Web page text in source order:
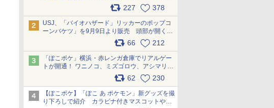
アップデートできるよう対応中227 378
USJ、「バイオハザード」リッカーのポップコ
ーンバケツ」を9月9日より販売 頭部が開く仕
組み。味は恐怖を堪のう「味噌フレーバー」
66 212
「ぽこポケ」横浜・赤レンガ倉庫でリアルゲー
トが開通！ ワニノコ、ミズゴロウ、アシマリ登
場シーンをレポート pic.x.com/LDgEByVl6D
62 230
【ぽこポケ】「ぽこ あ ポケモン」新グッズを撮
り下ろしで紹介 カラビナ付きマスコットやス